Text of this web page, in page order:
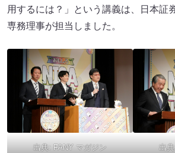
用するには？」という講義は、日本証
専務理事が担当しました。
出典: FANY マガジン 出